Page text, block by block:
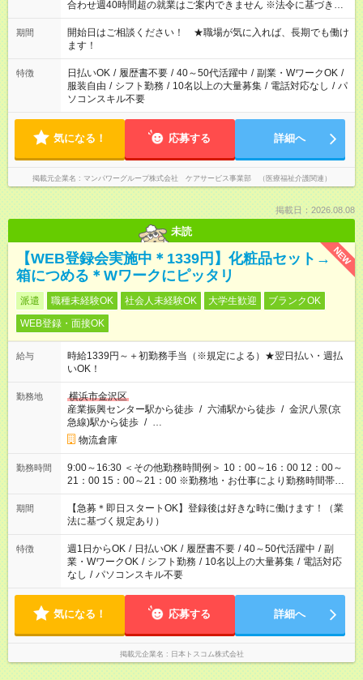
合わせ週40時間超の就業はご案内できません ※法令に基づき、
週20時間以上勤務は社会保険への加入対象となります ※労働者
派遣法（日雇い派遣の原則禁止）により、短時間・短期間の就
業はご案内が難しい場合があります
期間
開始日はご相談ください！ ★職場が気に入れば、長期でも働け
ます！
特徴 日払いOK / 履歴書不要 / 40～50代活躍中 / 副業・WワークOK /
服装自由 / シフト勤務 / 10名以上の大量募集 / 電話対応なし / パ
ソコンスキル不要
気になる！ 応募する 詳細へ
掲載元企業名 マンパワーグループ株式会社 ケアサービス事業部 （医療福祉介護関連）
掲載日：2026.08.08
未読
NEW
【WEB登録会実施中＊1339円】化粧品セット→
箱につめる＊Wワークにピッタリ
派遣 職種未経験OK 社会人未経験OK 大学生歓迎
ブランクOK
WEB登録・面接OK
給与
時給1339円～＋初勤務手当（※規定による）★翌日払い・週払
いOK！
勤務地
横浜市金沢区
産業振興センター駅から徒歩 / 六浦駅から徒歩 / 金沢八景(京
急線)駅から徒歩 / …
物流倉庫
勤務時間
9:00～16:30 ＜その他勤務時間例＞ 10：00～16：00 12：00～
21：00 15：00～21：00 ※勤務地・お仕事により勤務時間帯は
異なります。
期間
【急募＊即日スタートOK】登録後は好きな時に働けます！（業
法に基づく規定あり）
特徴 週1日からOK / 日払いOK / 履歴書不要 / 40～50代活躍中 / 副
業・WワークOK / シフト勤務 / 10名以上の大量募集 / 電話対応
なし / パソコンスキル不要
気になる！ 応募する 詳細へ
掲載元企業名 日本トスコム株式会社